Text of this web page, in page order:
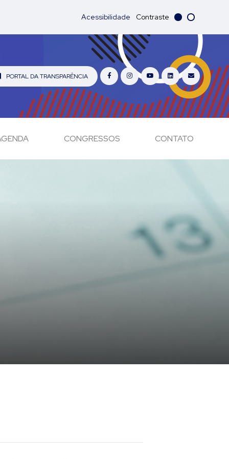
Acessibilidade Contraste
PORTAL DA TRANSPARÊNCIA
CONGRESSOS CONTATO